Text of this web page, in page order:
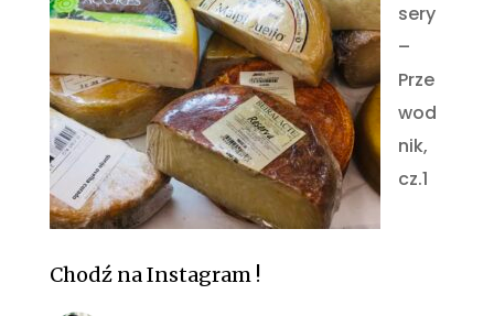
sery
–
Prze
wod
nik,
cz.1
Chodź na Instagram !